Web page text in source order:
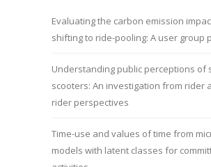
Evaluating the carbon emission
shifting to ride-pooling: A user group
Understanding public perceptions of
scooters: An investigation from rider
rider perspectives
Time-use and values of time from
models with latent classes for